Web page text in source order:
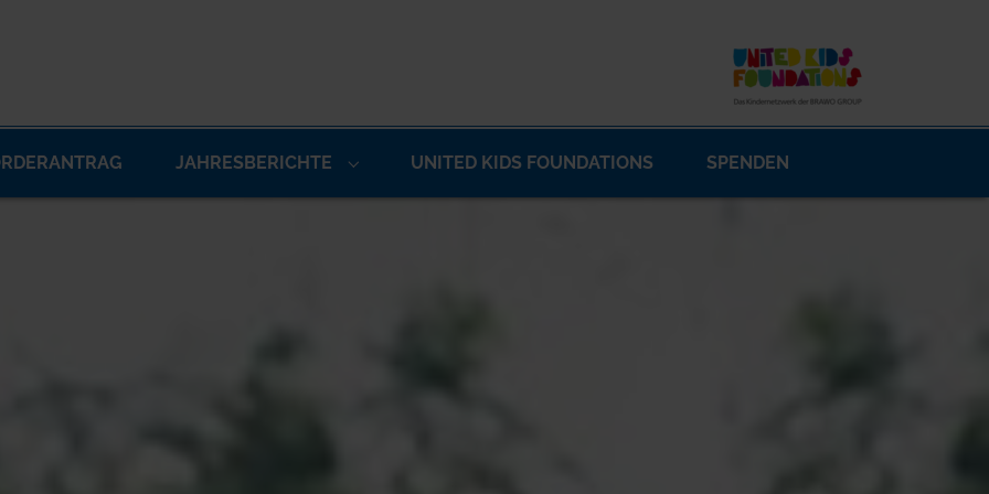
FOR "STIFTUNG"
JAHRESBERICHTE
SUBMENU FOR "JAHRESBERICHTE"
UNITED KIDS FOUNDATIONS SPENDEN